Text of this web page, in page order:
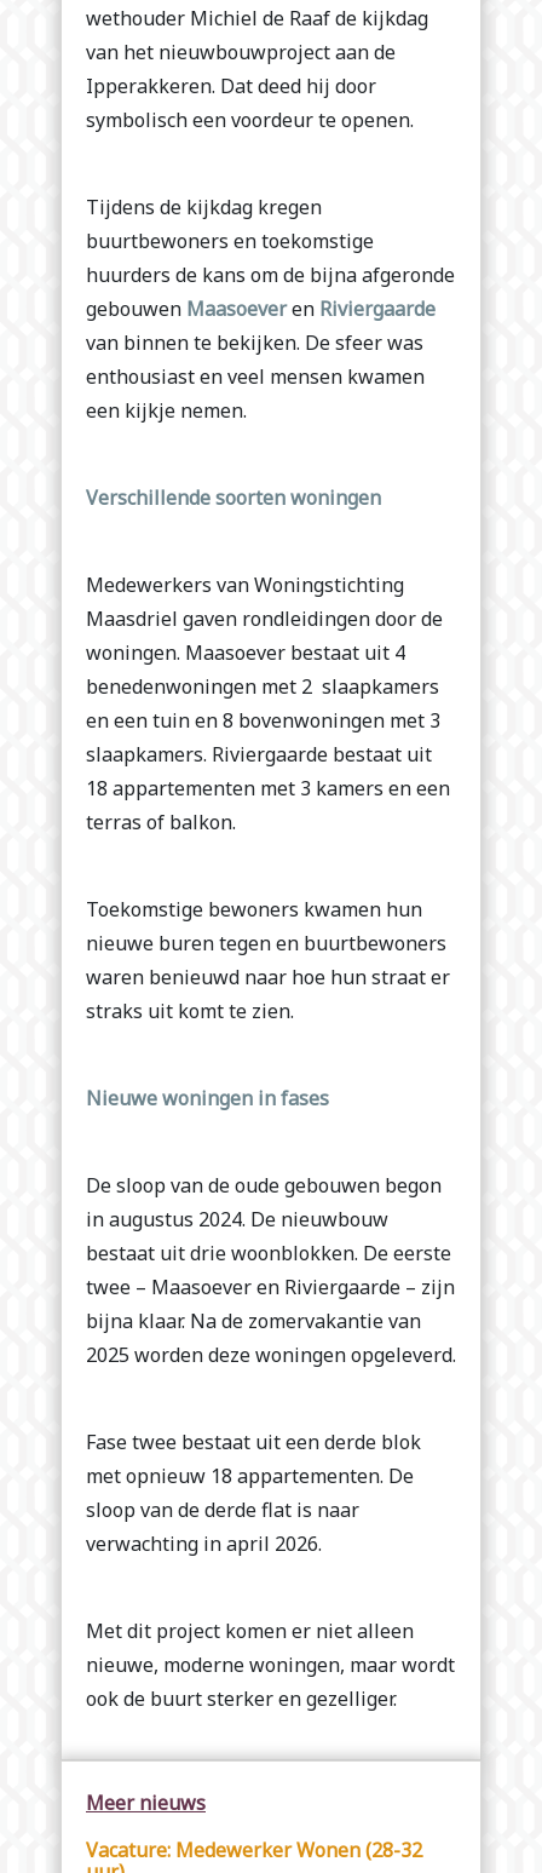
wethouder Michiel de Raaf de kijkdag
van het nieuwbouwproject aan de
Ipperakkeren. Dat deed hij door
symbolisch een voordeur te openen.
Tijdens de kijkdag kregen
buurtbewoners en toekomstige
huurders de kans om de bijna afgeronde
gebouwen Maasoeveren Riviergaarde
van binnen te bekijken. De sfeer was
enthousiast en veel mensen kwamen
een kijkje nemen.
Verschillende soorten woningen
Medewerkers van Woningstichting
Maasdriel gaven rondleidingen door de
woningen. Maasoever bestaat uit 4
benedenwoningen met 2 slaapkamers
en een tuin en 8 bovenwoningen met 3
slaapkamers. Riviergaarde bestaat uit
18 appartementen met 3 kamers en een
terras of balkon.
Toekomstige bewoners kwamen hun
nieuwe buren tegen en buurtbewoners
waren benieuwd naar hoe hun straat er
straks uit komt te zien.
Nieuwe woningen in fases
De sloop van de oude gebouwen begon
in augustus 2024. De nieuwbouw
bestaat uit drie woonblokken. De eerste
twee – Maasoever en Riviergaarde – zijn
bijna klaar. Na de zomervakantie van
2025 worden deze woningen opgeleverd.
Fase twee bestaat uit een derde blok
met opnieuw 18 appartementen. De
sloop van de derde flat is naar
verwachting in april 2026.
Met dit project komen er niet alleen
nieuwe, moderne woningen, maar wordt
ook de buurt sterker en gezelliger.
Meer nieuws
Vacature: Medewerker Wonen (28-32